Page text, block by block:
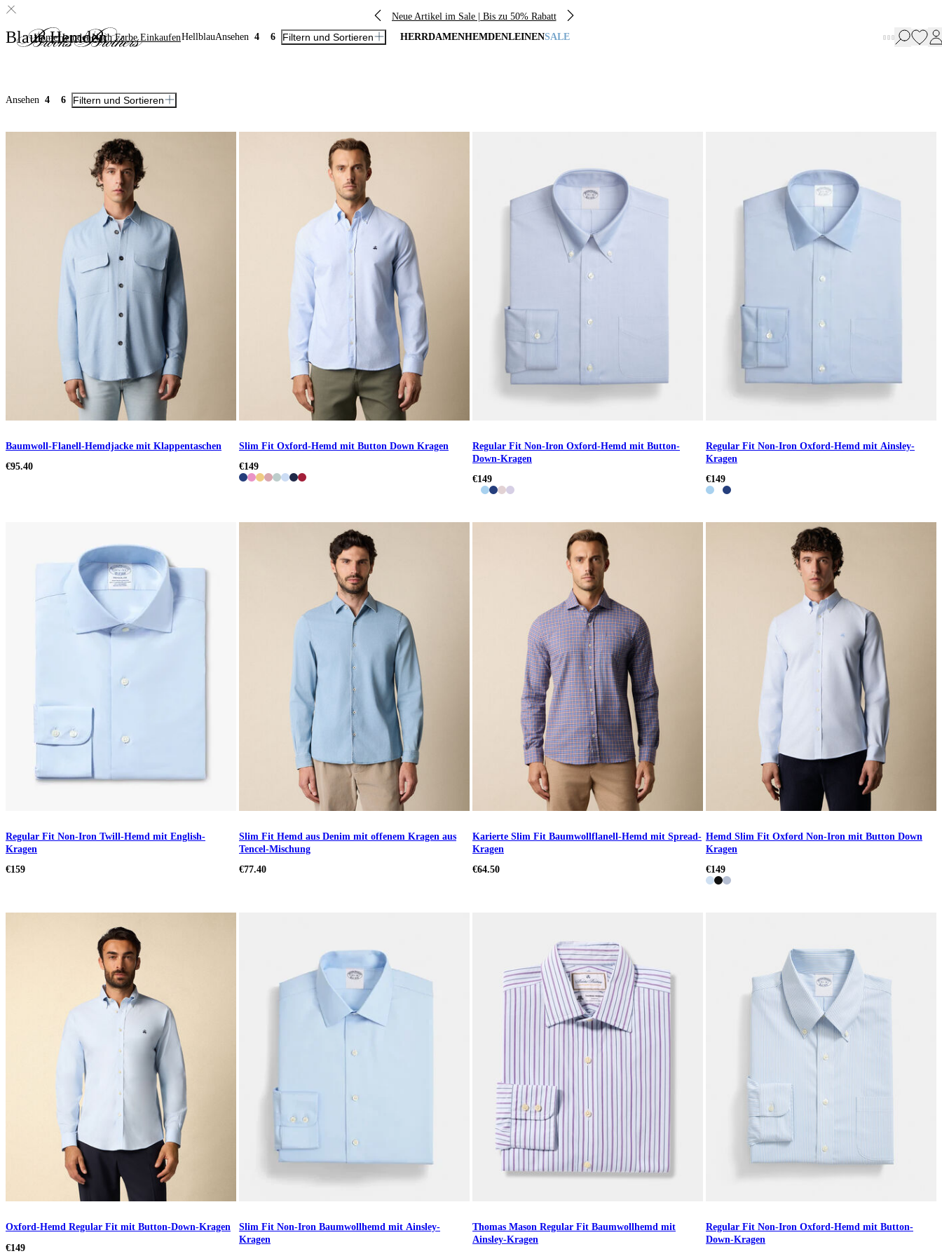
Neue Artikel im Sale | Bis zu 50% Rabatt
HERRDAMENHEMDENLEINENSALE
HomeHemdenNach Farbe EinkaufenHellblauAnsehen 4 6 Filtern und Sortieren
Blaue Hemden
Ansehen 4 6 Filtern und Sortieren
Baumwoll-Flanell-Hemdjacke mit Klappentaschen
€95.40
Slim Fit Oxford-Hemd mit Button Down Kragen
€149
Regular Fit Non-Iron Oxford-Hemd mit Button-
Down-Kragen
€149
Regular Fit Non-Iron Oxford-Hemd mit Ainsley-
Kragen
€149
Regular Fit Non-Iron Twill-Hemd mit English-
Kragen
€159
Slim Fit Hemd aus Denim mit offenem Kragen aus
Tencel-Mischung
€77.40
Karierte Slim Fit Baumwollflanell-Hemd mit Spread-
Kragen
€64.50
Hemd Slim Fit Oxford Non-Iron mit Button Down
Kragen
€149
Oxford-Hemd Regular Fit mit Button-Down-Kragen
€149
Slim Fit Non-Iron Baumwollhemd mit Ainsley-
Kragen
Thomas Mason Regular Fit Baumwollhemd mit
Ainsley-Kragen
Regular Fit Non-Iron Oxford-Hemd mit Button-
Down-Kragen